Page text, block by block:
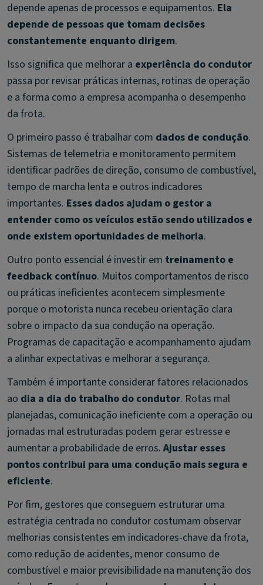
depende apenas de processos e equipamentos. Ela
depende de pessoas que tomam decisões
constantemente enquanto dirigem.
Isso significa que melhorar a experiência do condutor
passa por revisar práticas internas, rotinas de operação
e a forma como a empresa acompanha o desempenho
da frota.
O primeiro passo é trabalhar com dados de condução.
Sistemas de telemetria e monitoramento permitem
identificar padrões de direção, consumo de combustível,
tempo de marcha lenta e outros indicadores
importantes. Esses dados ajudam o gestor a
entender como os veículos estão sendo utilizados e
onde existem oportunidades de melhoria.
Outro ponto essencial é investir em treinamento e
feedback contínuo. Muitos comportamentos de risco
ou práticas ineficientes acontecem simplesmente
porque o motorista nunca recebeu orientação clara
sobre o impacto da sua condução na operação.
Programas de capacitação e acompanhamento ajudam
a alinhar expectativas e melhorar a segurança.
Também é importante considerar fatores relacionados
ao dia a dia do trabalho do condutor. Rotas mal
planejadas, comunicação ineficiente com a operação ou
jornadas mal estruturadas podem gerar estresse e
aumentar a probabilidade de erros.Ajustar esses
pontos contribui para uma condução mais segura e
eficiente.
Por fim, gestores que conseguem estruturar uma
estratégia centrada no condutor costumam observar
melhorias consistentes em indicadores-chave da frota,
como redução de acidentes, menor consumo de
combustível e maior previsibilidade na manutenção dos